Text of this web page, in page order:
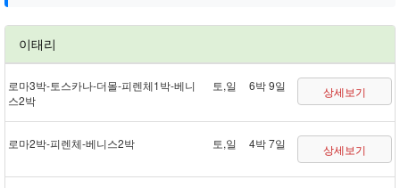
이태리
로마 3박 - 토스카나 - 더몰 - 피렌체 1박 - 베니
스 2박
토,일 6박 9일 상세보기
로마 2박 - 피렌체 - 베니스 2박 토,일 4박 7일 상세보기